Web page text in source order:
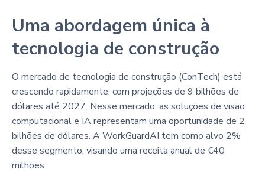
Uma abordagem única à
tecnologia de construção
O mercado de tecnologia de construção (ConTech) está
crescendo rapidamente, com projeções de 9 bilhões de
dólares até 2027. Nesse mercado, as soluções de visão
computacional e IA representam uma oportunidade de 2
bilhões de dólares. A WorkGuardAI tem como alvo 2%
desse segmento, visando uma receita anual de €40
milhões.